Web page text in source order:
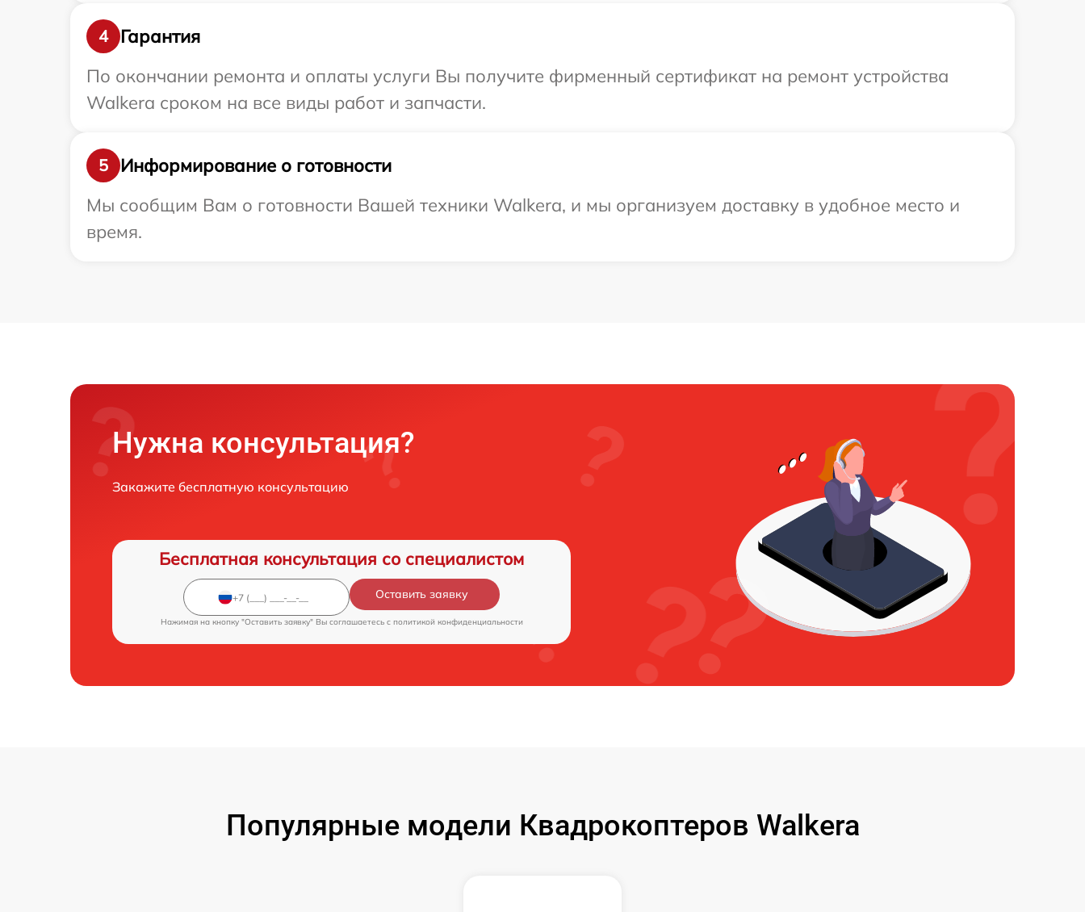
4
Гарантия
По окончании ремонта и оплаты услуги Вы получите фирменный сертификат на ремонт устройства
Walkera сроком на все виды работ и запчасти.
5
Информирование о готовности
Мы сообщим Вам о готовности Вашей техники Walkera, и мы организуем доставку в удобное место и
время.
Нужна консультация?
Закажите бесплатную консультацию
Бесплатная консультация со специалистом
Оставить заявку
Нажимая на кнопку "Оставить заявку" Вы соглашаетесь c политикой конфиденциальности
Популярные модели Квадрокоптеров Walkera